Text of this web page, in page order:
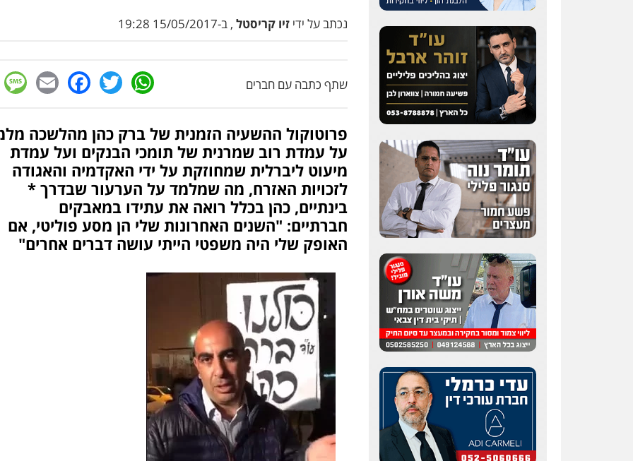
נכתב על ידי זיו קריסטל , ב-15/05/2017 19:28
שתף כתבה עם חברים WhatsApp
Twitter
פרוטוקול ההשעיה הזמנית של ברק כהן מהלשכה
על עמדת רוב שמרנית של תומכי הבנקים ועל עמדת
מיעוט ליברלית שמחוזקת על ידי האקדמיה והאגודה
לזכויות האזרח, מה שמלמד על הערעור שבדרך *
בינתיים, כהן בכלל רואה את עתידו במאבקים
חברתיים: "השנים האחרונות שלי הן מסע פוליטי, אם
האופק שלי היה משפטי הייתי עושה דברים אחרים"